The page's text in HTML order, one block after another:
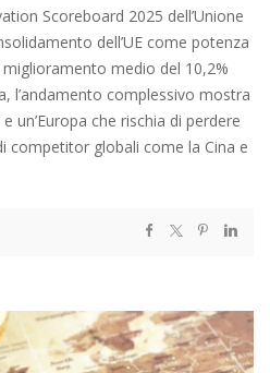
Scoreboard 2025 dell’Unione
dell’UE come potenza
miglioramento medio del 10,2%
l’andamento complessivo mostra
un’Europa che rischia di perdere
competitor globali come la Cina e